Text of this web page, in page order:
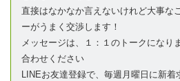
直接はなかなか言えないけれど大事な
ーがうまく交渉します！
メッセージは、１：１のトークになり
合わせください
LINEお友達登録で、毎週月曜日に新着